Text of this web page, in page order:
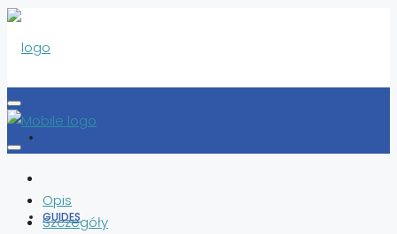
GUIDES
Opis
Szczegóły